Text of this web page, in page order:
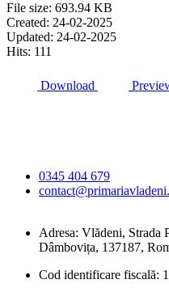
File size: 693.94 KB
Created: 24-02-2025
Updated: 24-02-2025
Hits: 111
Download
0345 404 679
Adresa: Vlădeni, Strada
Dâmbovița, 137187,
Cod identificare fiscală: